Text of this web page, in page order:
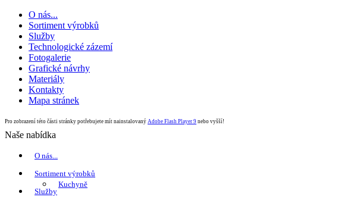
O nás...
Sortiment výrobků
Služby
Technologické zázemí
Fotogalerie
Grafické návrhy
Materiály
Kontakty
Mapa stránek
Pro zobrazení této části stránky potřebujete mít nainstalovaný Adobe Flash Player 9 nebo vyšší!
Naše nabídka
O nás...
Sortiment výrobků
Kuchyně
Služby